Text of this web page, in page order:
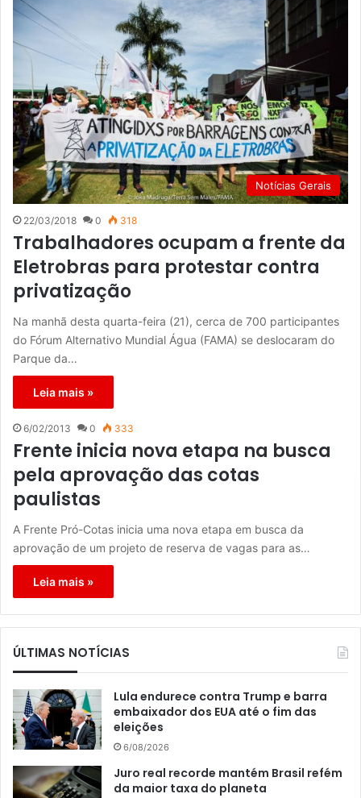
Notícias Gerais
22/03/2018 0 318
Trabalhadores ocupam a frente da
Eletrobras para protestar contra
privatização
Na manhã desta quarta-feira (21), cerca de 700 participantes
do Fórum Alternativo Mundial Água (FAMA) se deslocaram do
Parque da…
Leia mais »
6/02/2013 0 333
Frente inicia nova etapa na busca
pela aprovação das cotas
paulistas
A Frente Pró-Cotas inicia uma nova etapa em busca da
aprovação de um projeto de reserva de vagas para as…
Leia mais »
ÚLTIMAS NOTÍCIAS
Lula endurece contra Trump e barra
embaixador dos EUA até o fim das
eleições
6/08/2026
Juro real recorde mantém Brasil refém
da maior taxa do planeta